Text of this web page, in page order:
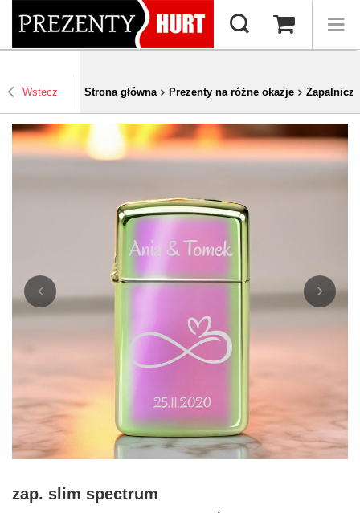
Wstecz Strona główna Prezenty na różne okazje
zap. slim spectrum